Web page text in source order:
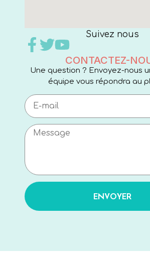
Suivez nous
CONTACTEZ-
Une question ? Envoyez-nous
équipe vous répondra au
ENVOYER